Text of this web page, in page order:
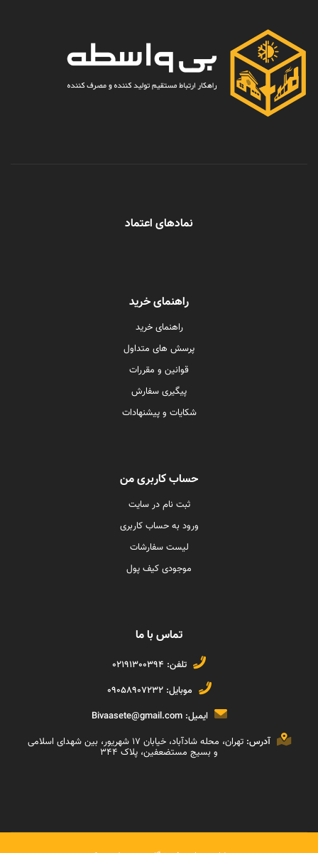
نمادهای اعتماد
راهنمای خرید
راهنمای خرید
پرسش های متداول
قوانین و مقررات
پیگیری سفارش
شکایات و پیشنهادات
حساب کاربری من
ثبت نام در سایت
ورود به حساب کاربری
لیست سفارشات
موجودی کیف پول
تماس با ما
تلفن: 02191300394
موبایل: 09058907232
ایمیل: Bivaasete@gmail.com
آدرس:
تهران، محله شادآباد، خیابان ١٧ شهریور، بین شهدای اسلامی
و بسیج مستضعفین، پلاک ۳۴۴